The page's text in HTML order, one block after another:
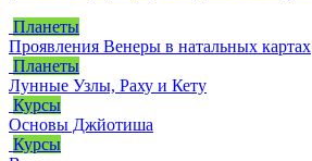
Планеты
Проявления Венеры в натальных картах
Планеты
Лунные Узлы, Раху и Кету
Курсы
Основы Джйотиша
Курсы